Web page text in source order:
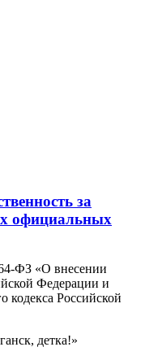
за
официальных
ФЗ «О внесении
Федерации и
кодекса Российской
детка!»